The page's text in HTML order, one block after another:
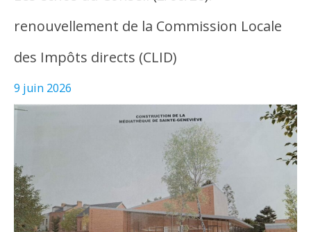
renouvellement de la Commission Locale
des Impôts directs (CLID)
9 juin 2026